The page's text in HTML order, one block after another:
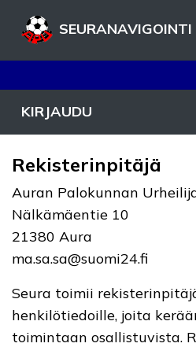
SEURANAVIGOINTI
KIRJAUDU
Rekisterinpitäjä
Auran Palokunnan
Nälkämäentie 10
21380 Aura
ma.sa.sa@suomi24.fi
Seura toimii
henkilötiedoille, joita
toimintaan osallistuvista.